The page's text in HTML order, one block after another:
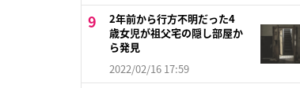
2年前から行方不明だった4
歳女児が祖父宅の隠し部屋か
ら発見
2022/02/16 17:59